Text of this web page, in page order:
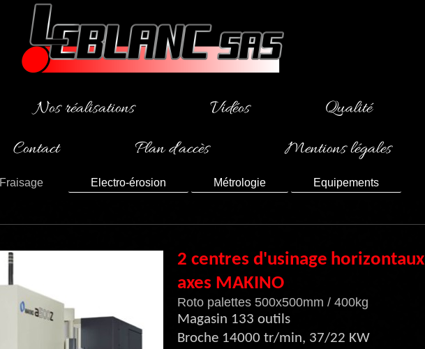
Nos réalisations Vidéos Qualité
Contact Plan d'accès Mentions légales
Fraisage Electro-érosion Métrologie Equipements
2 centres d'usinage horizontaux
axes MAKINO
Roto palettes 500x500mm / 400kg
Magasin 133 outils
Broche 14000 tr/min, 37/22 KW